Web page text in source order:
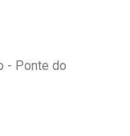
- Ponte do